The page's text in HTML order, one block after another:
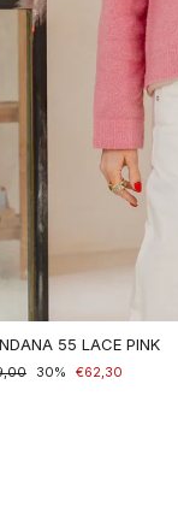
55 LACE PINK
30% €62,30